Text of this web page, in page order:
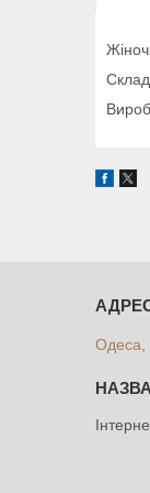
Одеса,